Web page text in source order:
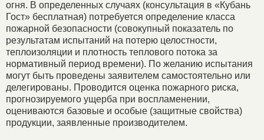
огня. В определенных случаях (консультация в «Кубань
Гост» бесплатная) потребуется определение класса
пожарной безопасности (совокупный показатель по
результатам испытаний на потерю целостности,
теплоизоляции и плотность теплового потока за
нормативный период времени). По желанию испытания
могут быть проведены заявителем самостоятельно или
делегированы. Проводится оценка пожарного риска,
прогнозируемого ущерба при воспламенении,
оцениваются базовые и особые (защитные свойства)
продукции, заявленные производителем.